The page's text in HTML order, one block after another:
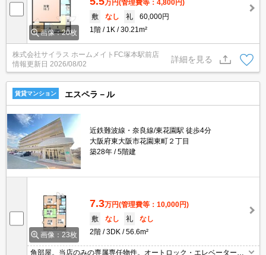
画像：20枚
万円(管理費等：4,800円)
敷
なし 礼
60,000円
1階
1K 30.21m²
株式会社サイラス ホームメイトFC塚本駅前店
情報更新日 2026/08/02
詳細を見る
賃貸マンション エスペラ－ル
近鉄難波線・奈良線/東花園駅 徒歩4分
大阪府東大阪市花園東町２丁目
築28年
5階建
画像：23枚
7.3万円(管理費等：10,000円)
敷
なし 礼
なし
2階
3DK 56.6m²
角部屋。当店のみの専属専任物件。オートロック・エレベーター付